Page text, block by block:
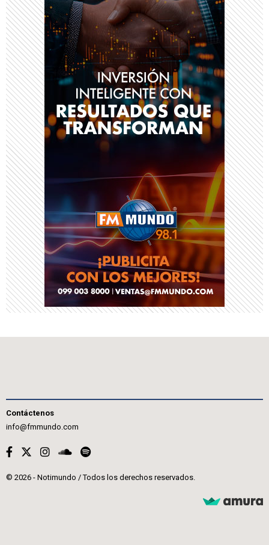
Contáctenos
info@fmmundo.com
© 2026 - Notimundo / Todos los derechos reservados.